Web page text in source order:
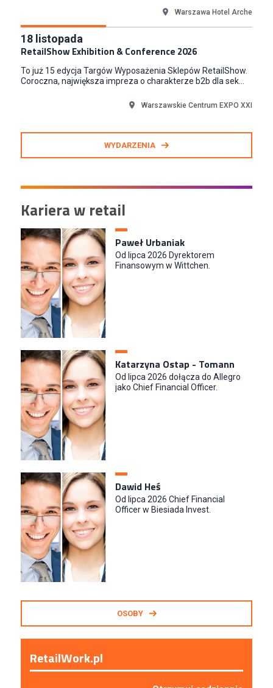
Warszawa Hotel Arche
18 listopada
RetailShow Exhibition & Conference 2026
To już 15 edycja Targów Wyposażenia Sklepów RetailShow.
Coroczna, największa impreza o charakterze b2b dla sek...
Warszawskie Centrum EXPO XXI
WYDARZENIA
Kariera w retail
Paweł Urbaniak
Od lipca 2026 Dyrektorem
Finansowym w Wittchen.
Katarzyna Ostap - Tomann
Od lipca 2026 dołącza do Allegro
jako Chief Financial Officer.
Dawid Heś
Od lipca 2026 Chief Financial
Officer w Biesiada Invest.
OSOBY
RetailWork.pl